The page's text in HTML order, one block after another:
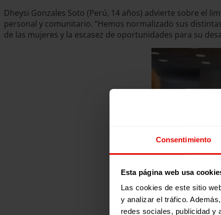
Consentimiento
Esta página web usa
Las cookies de este sitio
y analizar el tráfico.
redes sociales, publicidad y
Dheysi Gonzales Soto (Perú, 14 años) advierte sobre el
personal y comunitario. “Hemos normalizado sus
de las mujeres y la escasez de oportunidades para su